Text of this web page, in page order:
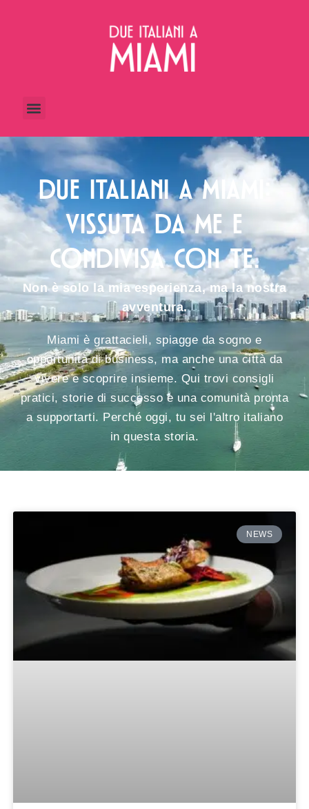
DUE ITALIANI A MIAMI:
VISSUTA DA ME E
CONDIVISA CON TE.
Non è solo la mia esperienza, ma la nostra
avventura.
Miami è grattacieli, spiagge da sogno e
opportunità di business, ma anche una città da
vivere e scoprire insieme. Qui trovi consigli
pratici, storie di successo e una comunità pronta
a supportarti. Perché oggi, tu sei l'altro italiano
in questa storia.
NEWS